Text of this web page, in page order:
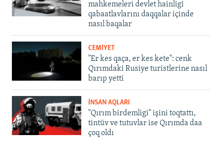
mahkemeleri devlet hainligi
qabaatlavlarını daqqalar içinde
nasıl baqalar
CEMİYET
"Er kes qaça, er kes kete": cenk
Qırımdaki Rusiye turistlerine nasıl
barıp yetti
İNSAN AQLARI
"Qırım birdemligi" işini toqtattı,
tintüv ve tutuvlar ise Qırımda daa
çoq oldı